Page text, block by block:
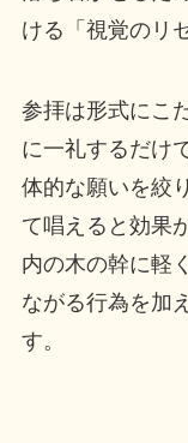
ける「視覚のリ
参拝は形式にこ
に一礼するだけ
体的な願いを絞
て唱えると効果
内の木の幹に軽
ながる行為を加
す。